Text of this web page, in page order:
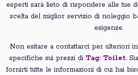
esperti sarà lieto di rispondere alle tue
scelta del miglior servizio di noleggio
esigenze.
Non esitare a contattarci per ulteriori
specifiche sui prezzi di Tag: Toilet.
fornirti tutte le informazioni di cui hai